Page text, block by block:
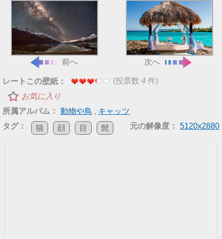
前へ 次へ
レートこの壁紙： (投票数 4 件)
お気に入り
所属アルバム：
動物や鳥 , キャッツ
タグ：
猫 顔 目 髭 元の解像度： 5120x2880